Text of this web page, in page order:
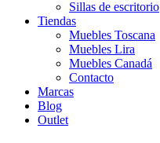
Sillas de escritorio
Tiendas
Muebles Toscana
Muebles Lira
Muebles Canadá
Contacto
Marcas
Blog
Outlet